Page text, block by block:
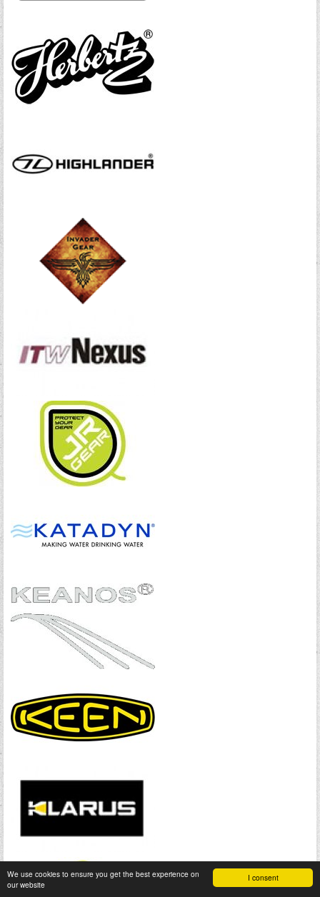
I consent
We use cookies to ensure you get the best experience on
our website